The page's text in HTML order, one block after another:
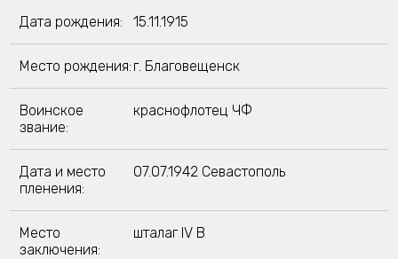
Дата рождения: 15.11.1915
Место рождения: г. Благовещенск
Воинское
звание:
краснофлотец ЧФ
Дата и место
пленения:
07.07.1942 Севастополь
Место
заключения:
шталаг IV B